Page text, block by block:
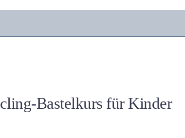
Bastelkurs für Kinder